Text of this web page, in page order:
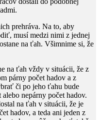
prehráva. Na to, aby
musí medzi nimi z jednej
na ťah. Všimnime si, že
na ťah vždy v situácii, že z
párny počet hadov a z
či po jeho ťahu bude
nepárny počet hadov.
na ťah v situácii, že je
hadov, a teda ani jeden z